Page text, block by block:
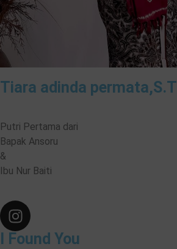
Tiara adinda permata,S.T
Putri Pertama dari
Bapak Ansoru
&
Ibu Nur Baiti
I Found You